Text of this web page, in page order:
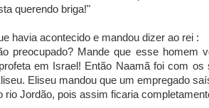
querendo briga!"
havia acontecido e mandou dizer ao rei :
preocupado? Mande que esse homem
em Israel! Então Naamã foi com
Eliseu mandou que um empregado
Jordão, pois assim ficaria